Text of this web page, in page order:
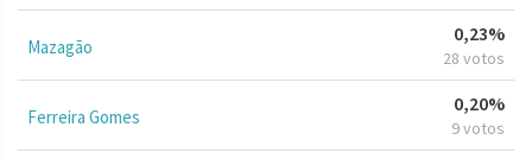
Mazagão
0,23%
28 votos
Ferreira Gomes
0,20%
9 votos